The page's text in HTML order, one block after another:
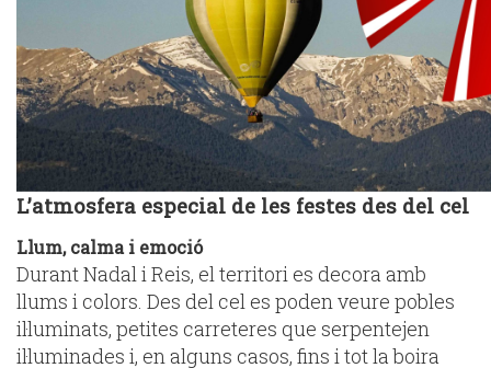
L’atmosfera especial de les festes des del cel
Llum, calma i emoció
Durant Nadal i Reis, el territori es decora amb
llums i colors. Des del cel es poden veure pobles
il·luminats, petites carreteres que serpentejen
il·luminades i, en alguns casos, fins i tot la boira